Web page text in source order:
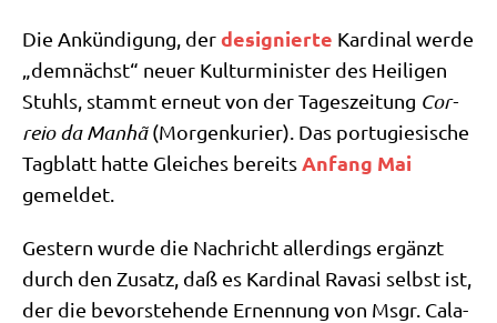
Die Ankün­di­gung, derdesi­gnier­te Kar­di­nal wer­de
„dem­nächst“ neu­er Kul­tur­mi­ni­ster des Hei­li­gen
Stuhls, stammt erneut von der Tages­zei­tung Cor­
reio da Man­hã(Mor­gen­ku­rier). Das por­tu­gie­si­sche
Tag­blatt hat­te Glei­ches bereitsAnfang Mai
gemeldet.
Gestern wur­de die Nach­richt aller­dings ergänzt
durch den Zusatz, daß es Kar­di­nal Rava­si selbst ist,
der die bevor­ste­hen­de Ernen­nung von Msgr. Cala­